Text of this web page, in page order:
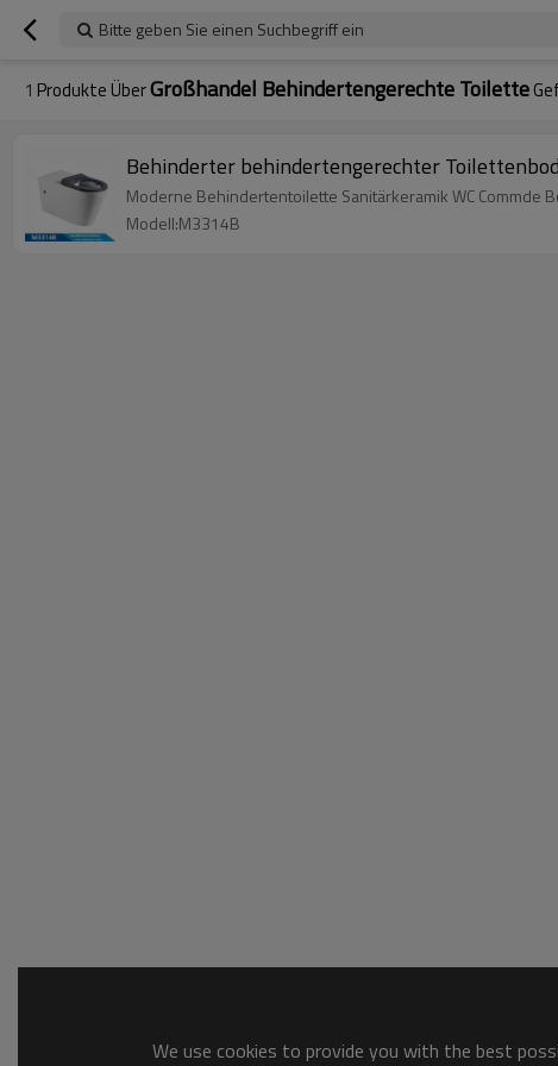
Bitte geben Sie einen Suchbegriff ein
1 Produkte ÜberGroßhandel Behindertengerechte Toilette
Behinderter behindertengerechter
Moderne Behindertentoilette Sanitärkeramik WC
Modell:M3314B
We use cookies to provide you with the best